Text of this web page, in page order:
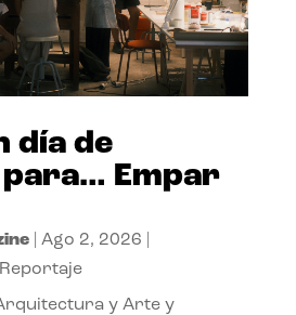
día de
Empar
| Ago 2, 2026
Reportaje
y Arte y